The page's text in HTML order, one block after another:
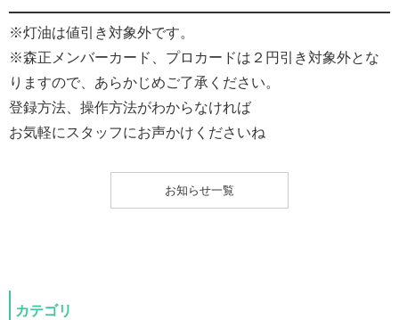
※灯油は値引き対象外です。
※森正メンバーカード、プロカードは２円引き対象外とな
りますので、あらかじめご了承ください。
登録方法、操作方法がわからなければ
お気軽にスタッフにお声かけくださいね
お知らせ一覧
カテゴリ